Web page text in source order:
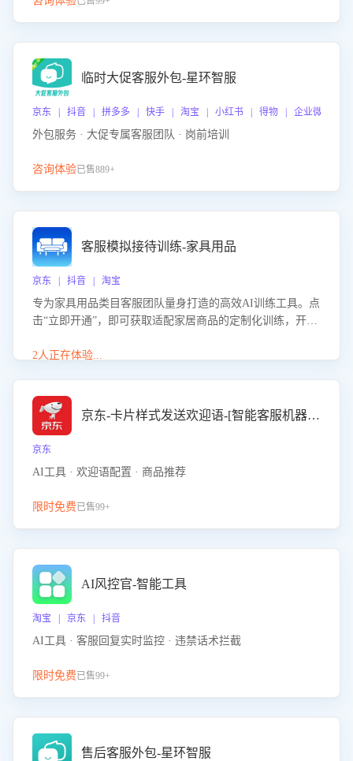
临时大促客服外包-星环智服
京东 | 抖音 | 拼多多 | 快手 | 淘宝 | 小红书 | 得物 | 企业微信
外包服务 · 大促专属客服团队 · 岗前培训
咨询体验已售889+
客服模拟接待训练-家具用品
京东 | 抖音 | 淘宝
专为家具用品类目客服团队量身打造的高效AI训练工具。点
击“立即开通”，即可获取适配家居商品的定制化训练，开启
能、尺寸参数咨询等高频场景下的专业应对能力。
2人正在体验...
京东-卡片样式发送欢迎语-[智能客服机器人]
京东
AI工具 · 欢迎语配置 · 商品推荐
限时免费已售99+
AI风控官-智能工具
淘宝 | 京东 | 抖音
AI工具 · 客服回复实时监控 · 违禁话术拦截
限时免费已售99+
售后客服外包-星环智服